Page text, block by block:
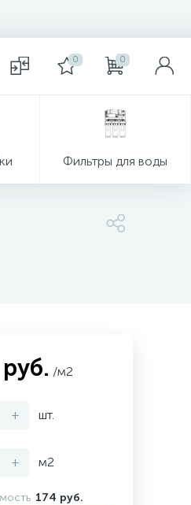
0 0
Фильтры для воды
/м2
+ шт.
+ м2
174 руб.